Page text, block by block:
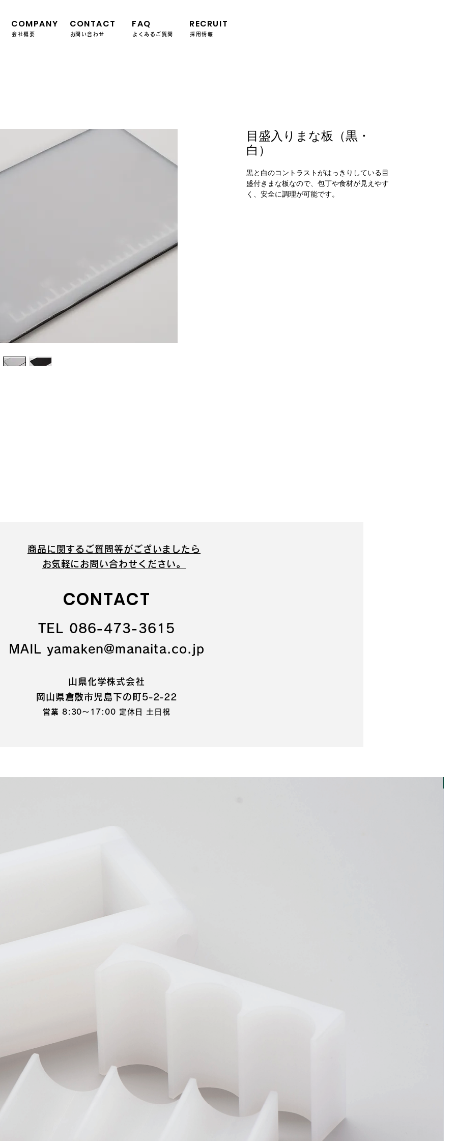
CONTACT
COMPANY
会社概要 ​お問い合わせ
RECRUIT
FAQ
よくあるご質問 採用情報
目盛入りまな板（黒・
白）
黒と白のコントラストがはっきりしている目
盛付きまな板なので、包丁や食材が見えやす
く、安全に調理が可能です。
商品に関するご質問等がございましたら
​お気軽にお問い合わせください。
CONTACT
TEL 086-473-3615
MAIL yamaken@manaita.co.jp
山県化学株式会社
岡山県倉敷市児島下の町5-2-22
営業 8:30～17:00 定休日 土日祝